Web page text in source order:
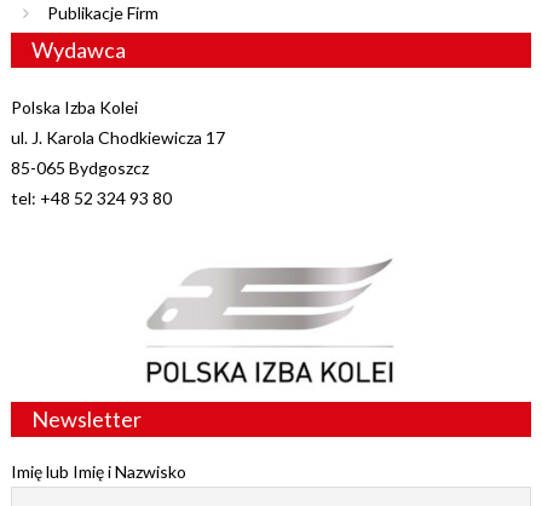
Publikacje Firm
Wydawca
Polska Izba Kolei
ul. J. Karola Chodkiewicza 17
85-065 Bydgoszcz
tel: +48 52 324 93 80
Newsletter
Imię lub Imię i Nazwisko